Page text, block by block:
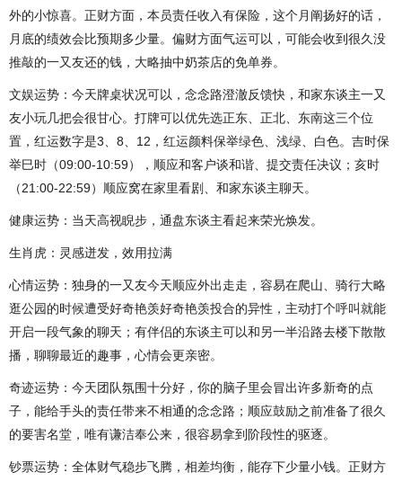
外的小惊喜。正财方面，本员责任收入有保险，这个月阐扬好的话，
月底的绩效会比预期多少量。偏财方面气运可以，可能会收到很久没
推敲的一又友还的钱，大略抽中奶茶店的免单券。
文娱运势：今天牌桌状况可以，念念路澄澈反馈快，和家东谈主一又
友小玩几把会很甘心。打牌可以优先选正东、正北、东南这三个位
置，红运数字是3、8、12，红运颜料保举绿色、浅绿、白色。吉时保
举巳时（09:00-10:59），顺应和客户谈和谐、提交责任决议；亥时
（21:00-22:59）顺应窝在家里看剧、和家东谈主聊天。
健康运势：当天高视睨步，通盘东谈主看起来荣光焕发。
生肖虎：灵感迸发，效用拉满
心情运势：独身的一又友今天顺应外出走走，容易在爬山、骑行大略
逛公园的时候遭受好奇艳羡好奇艳羡投合的异性，主动打个呼叫就能
开启一段气象的聊天；有伴侣的东谈主可以和另一半沿路去楼下散散
播，聊聊最近的趣事，心情会更亲密。
奇迹运势：今天团队氛围十分好，你的脑子里会冒出许多新奇的点
子，能给手头的责任带来不相通的念念路；顺应鼓励之前准备了很久
的要害名堂，唯有谦洁奉公来，很容易拿到阶段性的驱逐。
钞票运势：全体财气稳步飞腾，相差均衡，能存下少量小钱。正财方